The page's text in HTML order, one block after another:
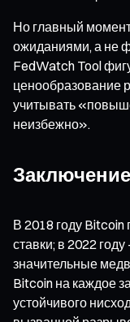
Но главный
ожиданиями, а не
FedWatch Tool
ценообразование
учитывать
неизбежно».
Заключение
В 2018 году
ставки; в 2022
значительные
Bitcoin на каждое
устойчивого